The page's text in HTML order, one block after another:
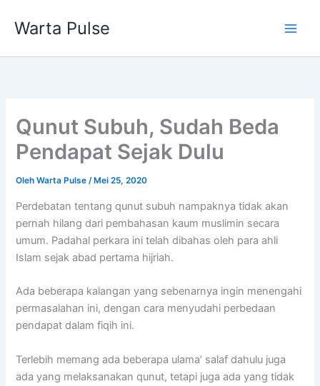
Warta Pulse
Qunut Subuh, Sudah Beda
Pendapat Sejak Dulu
OlehWarta Pulse/ Mei 25, 2020
Perdebatan tentang qunut subuh nampaknya tidak akan
pernah hilang dari pembahasan kaum muslimin secara
umum. Padahal perkara ini telah dibahas oleh para ahli
Islam sejak abad pertama hijriah.
Ada beberapa kalangan yang sebenarnya ingin menengahi
permasalahan ini, dengan cara menyudahi perbedaan
pendapat dalam fiqih ini.
Terlebih memang ada beberapa ulama’ salaf dahulu juga
ada yang melaksanakan qunut, tetapi juga ada yang tidak